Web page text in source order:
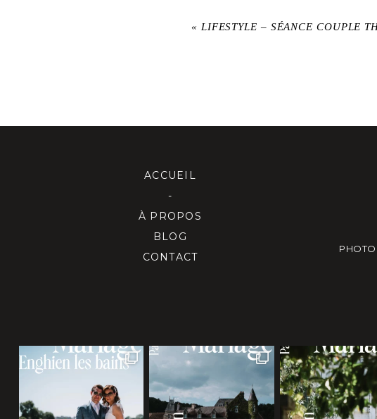
« LIFESTYLE – SÉANCE COUPLE
ACCUEIL
-
À PROPOS
BLOG
CONTACT